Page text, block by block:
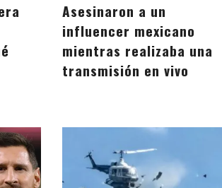
Asesinaron a un
influencer mexicano
mientras realizaba una
transmisión en vivo